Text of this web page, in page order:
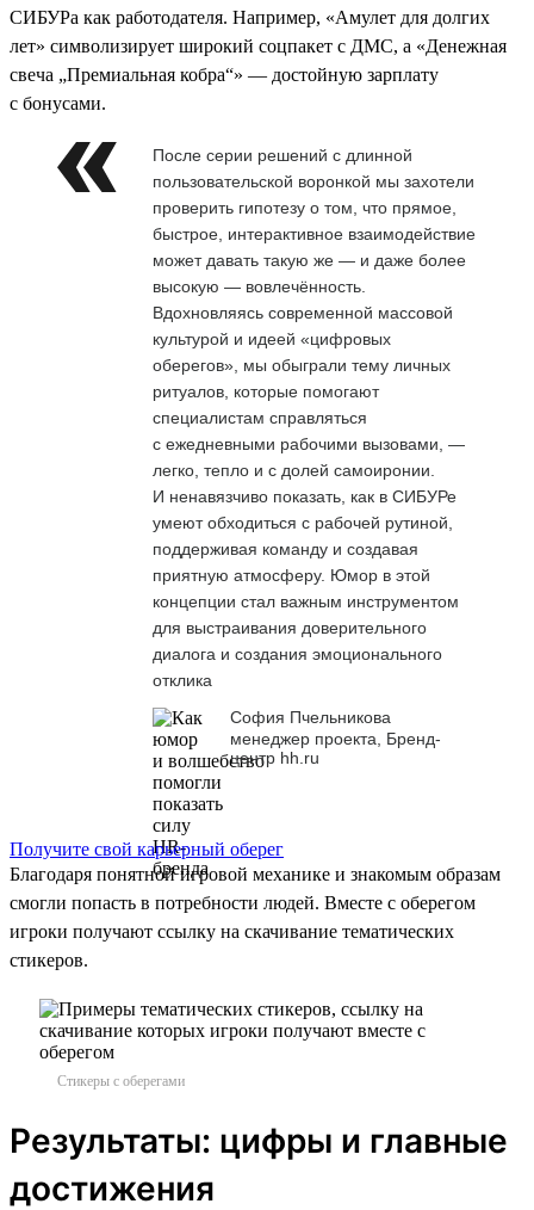
СИБУРа как работодателя. Например, «Амулет для долгих
лет» символизирует широкий соцпакет с ДМС, а «Денежная
свеча „Премиальная кобра“» — достойную зарплату
с бонусами.
После серии решений с длинной
пользовательской воронкой мы захотели
проверить гипотезу о том, что прямое,
быстрое, интерактивное взаимодействие
может давать такую же — и даже более
высокую — вовлечённость.
Вдохновляясь современной массовой
культурой и идеей «цифровых
оберегов», мы обыграли тему личных
ритуалов, которые помогают
специалистам справляться
с ежедневными рабочими вызовами, —
легко, тепло и с долей самоиронии.
И ненавязчиво показать, как в СИБУРе
умеют обходиться с рабочей рутиной,
поддерживая команду и создавая
приятную атмосферу. Юмор в этой
концепции стал важным инструментом
для выстраивания доверительного
диалога и создания эмоционального
отклика
София Пчельникова
менеджер проекта, Бренд-
центр hh.ru
Получите свой карьерный оберег
Благодаря понятной игровой механике и знакомым образам
смогли попасть в потребности людей. Вместе с оберегом
игроки получают ссылку на скачивание тематических
стикеров.
Стикеры с оберегами
Результаты: цифры и главные
достижения